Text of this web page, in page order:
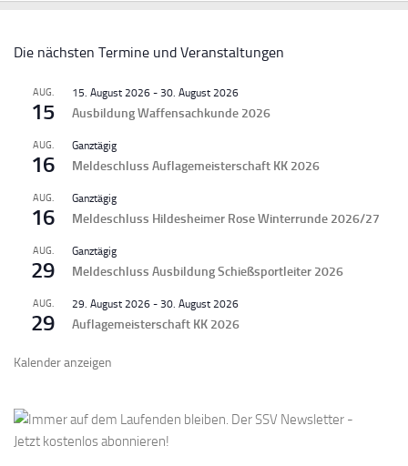
Die nächsten Termine und Veranstaltungen
AUG.
15
15. August 2026 - 30. August 2026
Ausbildung Waffensachkunde 2026
AUG.
16
Ganztägig
Meldeschluss Auflagemeisterschaft KK 2026
AUG.
16
Ganztägig
Meldeschluss Hildesheimer Rose Winterrunde 2026/27
AUG.
29
Ganztägig
Meldeschluss Ausbildung Schießsportleiter 2026
AUG.
29
29. August 2026 - 30. August 2026
Auflagemeisterschaft KK 2026
Kalender anzeigen